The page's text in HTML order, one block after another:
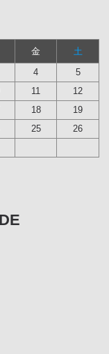
金
土
4
5
11
12
18
19
25
26